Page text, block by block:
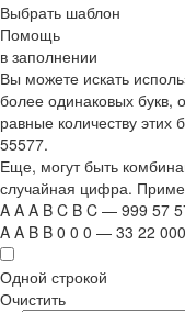
Выбрать шаблон
Помощь
в заполнении
Вы можете искать
более одинаковых
равные количеству этих
55577.
Еще, могут быть
случайная цифра.
A A A B C B C — 999 57 5
A A B B 0 0 0 — 33 22 000
Одной строкой
Очистить